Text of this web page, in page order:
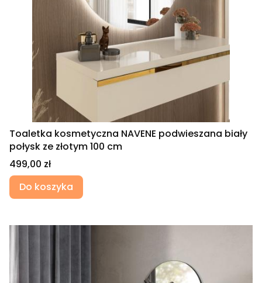
Toaletka kosmetyczna NAVENE podwieszana biały
połysk ze złotym 100 cm
Cena
499,00 zł
Do koszyka